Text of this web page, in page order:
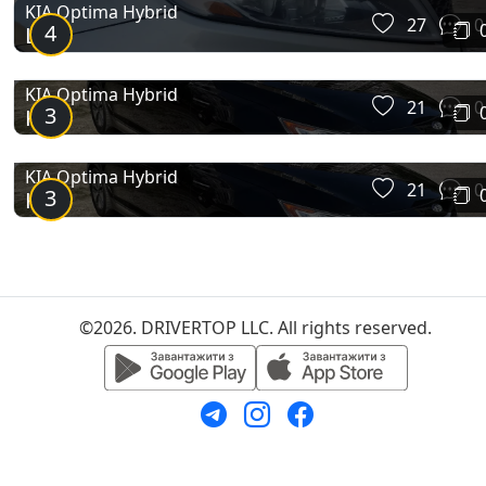
4
KIA Optima Hybrid
LSA 27 0
3
KIA Optima Hybrid
Kia 21 0
3
KIA Optima Hybrid
Kia 21 0
©2026. DRIVERTOP LLC. All rights reserved.